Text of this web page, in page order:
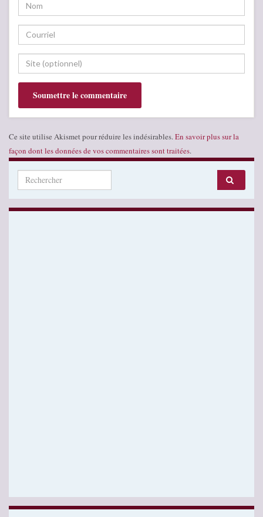
Ce site utilise Akismet pour réduire les indésirables. En savoir plus sur la
façon dont les données de vos commentaires sont traitées.
Search for: